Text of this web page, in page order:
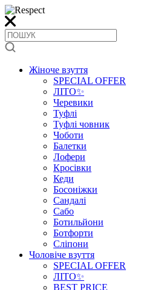
Жіноче взуття
SPECIAL OFFER
ЛІТО✨
Черевики
Туфлі
Туфлі човник
Чоботи
Балетки
Лофери
Кросівки
Кеди
Босоніжки
Сандалі
Сабо
Ботильйони
Ботфорти
Сліпони
Чоловіче взуття
SPECIAL OFFER
ЛІТО✨
BEST PRICE